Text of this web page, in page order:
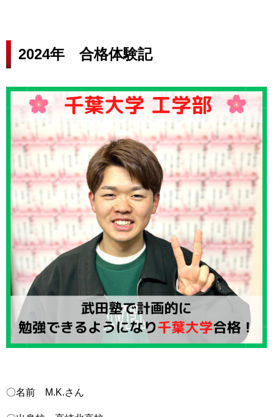
2024年 合格体験記
〇名前 M.K.さん